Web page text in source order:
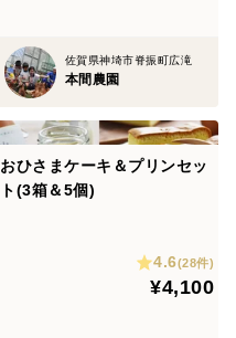
佐賀県神埼市脊振町広滝
本間農園
おひさまケーキ＆プリンセッ
ト(3箱＆5個)
4.6(28件)
¥4,100